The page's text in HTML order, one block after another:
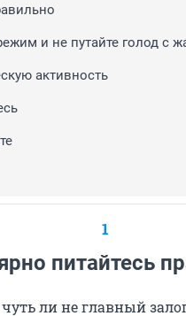
и не путайте голод с
активность
1
питайтесь
ли не главный